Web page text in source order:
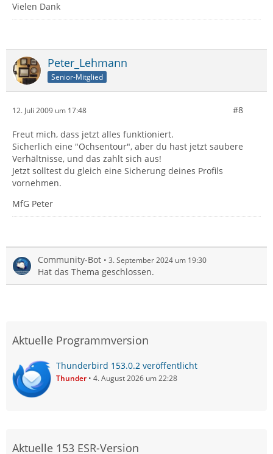
Vielen Dank
Peter_Lehmann
Senior-Mitglied
12. Juli 2009 um 17:48 #8
Freut mich, dass jetzt alles funktioniert.
Sicherlich eine "Ochsentour", aber du hast jetzt saubere
Verhältnisse, und das zahlt sich aus!
Jetzt solltest du gleich eine Sicherung deines Profils
vornehmen.
MfG Peter
Community-Bot 3. September 2024 um 19:30
Hat das Thema geschlossen.
Aktuelle Programmversion
Thunderbird 153.0.2 veröffentlicht
Thunder 4. August 2026 um 22:28
Aktuelle 153 ESR-Version